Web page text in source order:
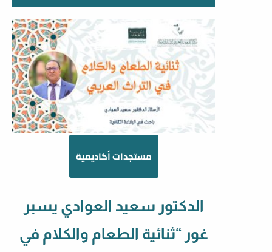
مستجدات أكاديمية
الدكتور سعيد العوادي يسبر
غور “ثنائية الطعام والكلام في